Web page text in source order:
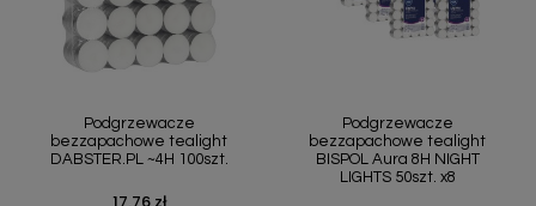
Podgrzewacze
bezzapachowe tealight
DABSTER.PL ~4H 100szt.
Cena
Podgrzewacze
bezzapachowe tealight
BISPOL Aura 8H NIGHT
LIGHTS 50szt. x8